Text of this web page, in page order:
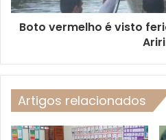
Boto vermelho é visto
Ariri
Artigos relacionados